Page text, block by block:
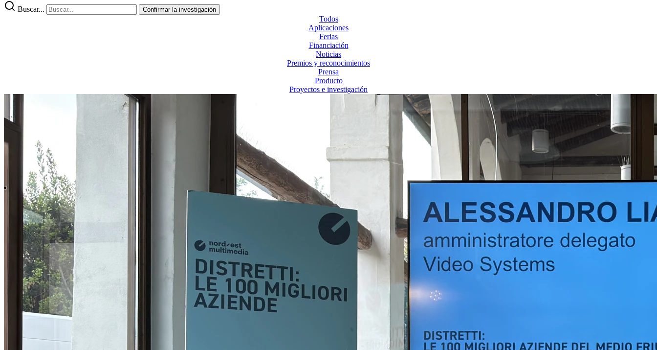
Buscar...
Confirmar la investigación
Todos
Aplicaciones
Ferias
Financiación
Noticias
Premios y reconocimientos
Prensa
Producto
Proyectos e investigación